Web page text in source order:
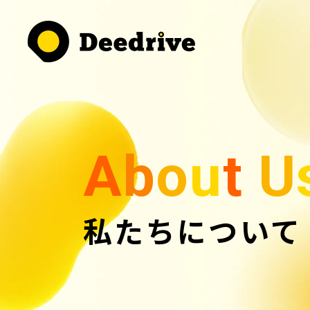
About U
私たちについて